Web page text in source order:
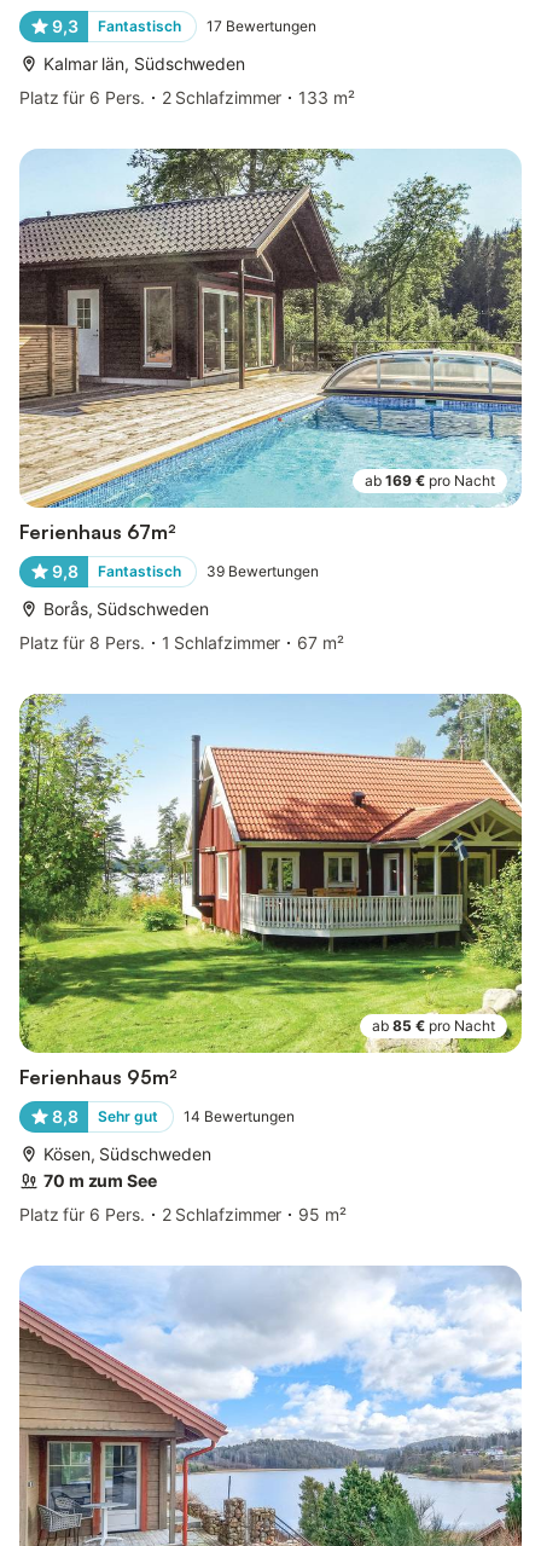
9,3 Fantastisch 17 Bewertungen
Kalmar län, Südschweden
Platz für 6 Pers.
2 Schlafzimmer 133 m²
ab 169 € pro Nacht
Ferienhaus 67m²
9,8 Fantastisch 39 Bewertungen
Borås, Südschweden
Platz für 8 Pers.
1 Schlafzimmer 67 m²
ab 85 € pro Nacht
Ferienhaus 95m²
8,8 Sehr gut 14 Bewertungen
Kösen, Südschweden
70 m zum See
Platz für 6 Pers.
2 Schlafzimmer 95 m²